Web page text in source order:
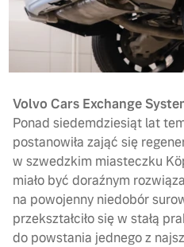
Volvo Cars Exchange
Ponad siedemdziesiąt lat
postanowiła zająć się
w szwedzkim miasteczku
miało być doraźnym
na powojenny niedobór
przekształciło się w stałą
do powstania jednego z